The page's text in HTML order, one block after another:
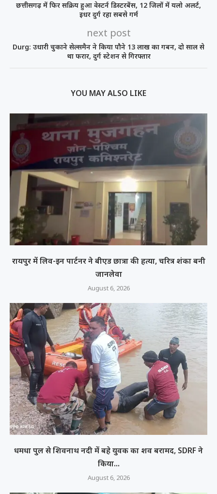
छत्तीसगढ़ में फिर सक्रिय हुआ वेस्टर्न डिस्टरबेंस, 12 जिलों में यलो अलर्ट,
इधर दुर्ग रहा सबसे गर्म
next post
Durg: उधारी चुकाने सेल्समैन ने किया पौने 13 लाख का गबन, दो साल से
था फरार, दुर्ग स्टेशन से गिरफ्तार
YOU MAY ALSO LIKE
रायपुर में लिव-इन पार्टनर ने बीएड छात्रा की हत्या, चरित्र शंका बनी
जानलेवा
August 6, 2026
धमधा पुल से शिवनाथ नदी में बहे युवक का शव बरामद, SDRF ने
किया...
August 6, 2026